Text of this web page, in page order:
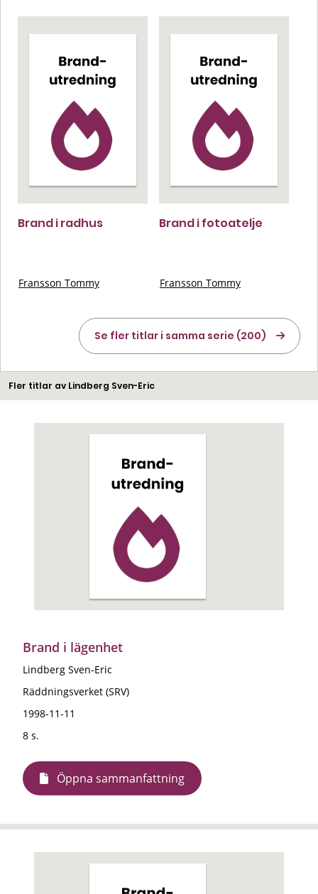
Brand i radhus
Fransson Tommy
Brand i fotoatelje
Fransson Tommy
Se fler titlar i samma serie (200)
Fler titlar av Lindberg Sven-Eric
Brand i lägenhet
Lindberg Sven-Eric
Räddningsverket (SRV)
1998-11-11
8 s.
Öppna sammanfattning